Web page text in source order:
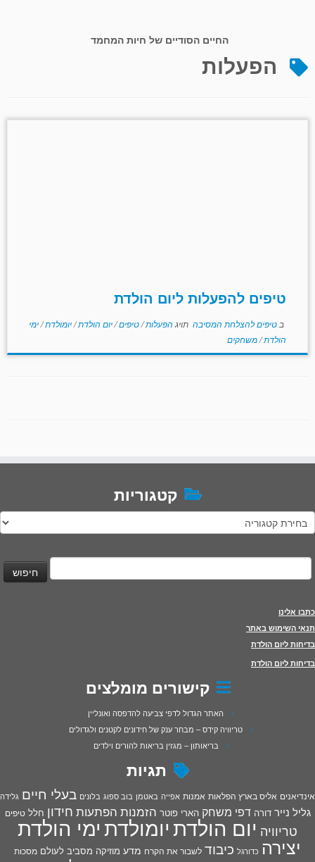
החיים הסודיים של חיות המחמד
הפעלות
טיפים להפעלות ליום הולדת
ב טיפים להצלחת המסיבה תויג הפעלות/טיפים/יום הולדת/יומולדת/ימי
הולדת/משחקים
קטגוריות
קטגוריות
חיפוש:
כתבו אלינו
תנאי השימוש באתר
בדיחות ליום הולדת
בדיחות ליום הולדת
קישורים מומלצים
האתר הגדול לדפי צביעה להדפסה ואונליין
טריוויה קידס – מבחר ענק של חידונים לקטנים ולגדולים
בריאותון – מגזין בריאות להורים וילדים
תגיות
אינדיאנים אליס בארץ הפלאות אמנות אפייה באטמן בוב ספוג בלונים בעלי חיים גלידה
גליל נייר דורה דפי משחק הארי פוטר הזמנות הפתעות חידון חלל טיפים
טריוויה יום הולדתיומולדתימי הולדת
יצירה כדורגל כיבוד לשבור את הקרח מדע מוזיקה מסביב לעולם מסכות